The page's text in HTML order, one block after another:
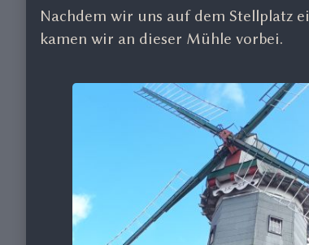
Nachdem wir uns auf dem Stellplatz
kamen wir an dieser Mühle vorbei.